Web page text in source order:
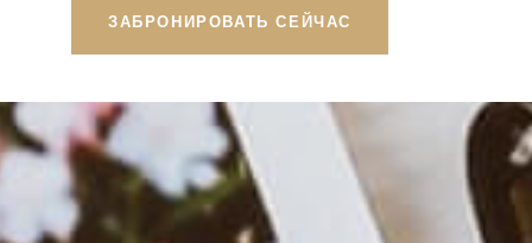
ЗАБРОНИРОВАТЬ СЕЙЧАС